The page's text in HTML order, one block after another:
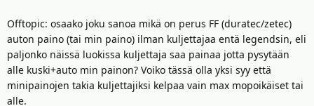
Offtopic: osaako joku sanoa mikä on perus FF (duratec/zetec)
auton paino (tai min paino) ilman kuljettajaa entä legendsin, eli
paljonko näissä luokissa kuljettaja saa painaa jotta pysytään
alle kuski+auto min painon? Voiko tässä olla yksi syy että
minipainojen takia kuljettajiksi kelpaa vain max mopoikäiset tai
alle.